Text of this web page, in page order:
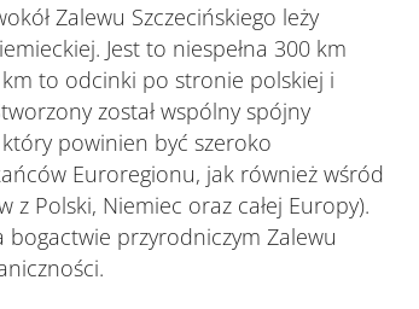
Zalewu Szczecińskiego leży
Jest to niespełna 300 km
to odcinki po stronie polskiej i
został wspólny spójny
powinien być szeroko
Euroregionu, jak również wśród
Polski, Niemiec oraz całej Europy).
przyrodniczym Zalewu